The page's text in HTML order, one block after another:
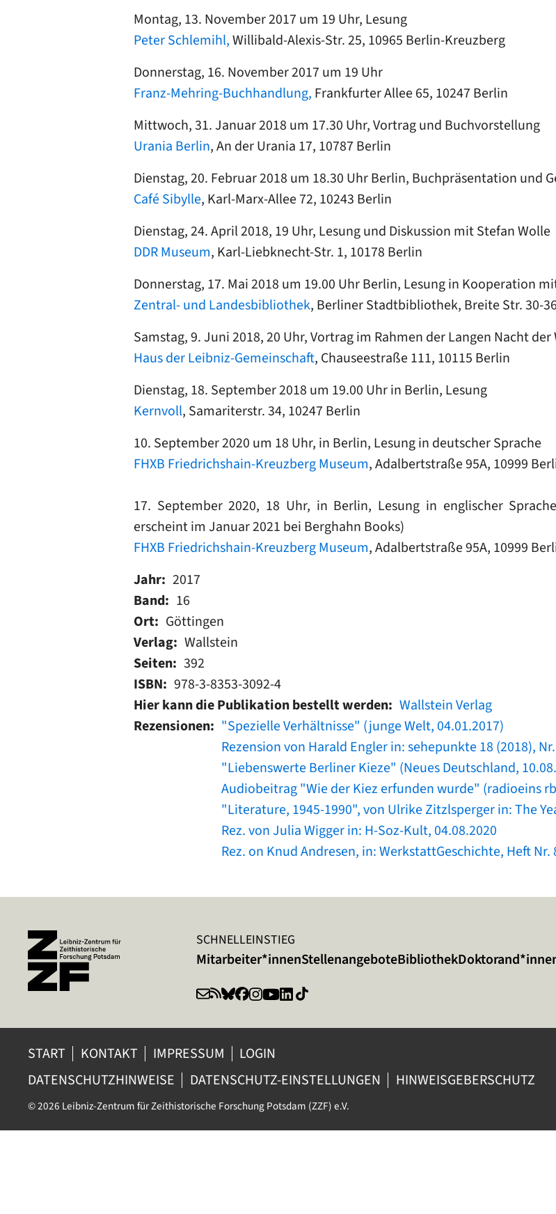
Montag, 13. November 2017 um 19 Uhr, Lesung
Peter Schlemihl,Willibald-Alexis-Str. 25, 10965 Berlin-Kreuzberg
Donnerstag, 16. November 2017 um 19 Uhr
Franz-Mehring-Buchhandlung, Frankfurter Allee 65, 10247 Berlin
Mittwoch, 31. Januar 2018 um 17.30 Uhr, Vortrag und Buchvorstellung
Urania Berlin, An der Urania 17, 10787 Berlin
Dienstag, 20. Februar 2018 um 18.30 Uhr Berlin, Buchpräsentation und
Café Sibylle, Karl-Marx-Allee 72, 10243 Berlin
Dienstag, 24. April 2018, 19 Uhr, Lesung und Diskussion mit Stefan Wolle
DDR Museum, Karl-Liebknecht-Str. 1, 10178 Berlin
Donnerstag, 17. Mai 2018 um 19.00 Uhr Berlin, Lesung in Kooperation
Zentral- und Landesbibliothek, Berliner Stadtbibliothek, Breite Str. 30-
Samstag, 9. Juni 2018, 20 Uhr, Vortrag im Rahmen der Langen Nacht der
Haus der Leibniz-Gemeinschaft, Chauseestraße 111, 10115 Berlin
Dienstag, 18. September 2018 um 19.00 Uhr in Berlin, Lesung
Kernvoll, Samariterstr. 34, 10247 Berlin
10. September 2020 um 18 Uhr, in Berlin, Lesung in deutscher Sprache
FHXB Friedrichshain-Kreuzberg Museum, Adalbertstraße 95A, 10999
17. September 2020, 18 Uhr, in Berlin, Lesung in englischer
erscheint im Januar 2021 bei Berghahn Books)
FHXB Friedrichshain-Kreuzberg Museum, Adalbertstraße 95A, 10999
Jahr 2017
Band
16
Ort
Göttingen
Verlag Wallstein
Seiten 392
ISBN
978-3-8353-3092-4
Hier kann die Publikation bestellt werden Wallstein Verlag
Rezensionen
"Spezielle Verhältnisse" (junge Welt, 04.01.2017)
Rezension von Harald Engler in: sehepunkte 18 (2018),
"Liebenswerte Berliner Kieze" (Neues Deutschland,
Audiobeitrag "Wie der Kiez erfunden wurde" (radioeins
"Literature, 1945-1990", von Ulrike Zitzlsperger in: The
Rez. von Julia Wigger in: H-Soz-Kult, 04.08.2020
Rez. on Knud Andresen, in: WerkstattGeschichte, Heft Nr.
SCHNELLEINSTIEG
Mitarbeiter*innenStellenangeboteBibliothek
START KONTAKT IMPRESSUM
LOGIN
DATENSCHUTZHINWEISE
DATENSCHUTZ-EINSTELLUNGEN HINWEISGEBERSCHUTZ
© 2026 Leibniz-Zentrum für Zeithistorische Forschung Potsdam (ZZF) e.V.